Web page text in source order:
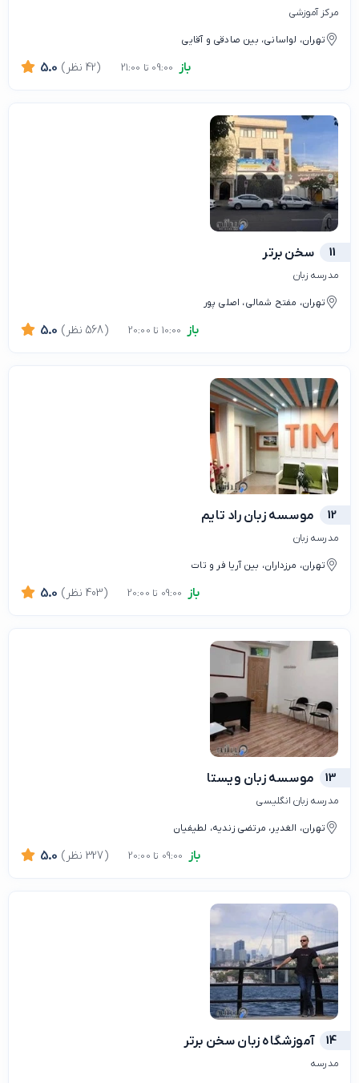
مرکز آموزشی
تهران، لواسانی، بین صادقی و آقایی
باز 5.0 (42 نظر)
11 سخن برتر
مدرسه زبان
تهران، مفتح شمالی، اصلی پور
باز 5.0 (568 نظر)
12 موسسه زبان راد تایم
مدرسه زبان
تهران، مرزداران، بین آریا فر و تات
باز 5.0 (403 نظر)
13 موسسه زبان ویستا
مدرسه زبان انگلیسی
تهران، الغدیر، مرتضی زندیه، لطیفیان
باز 5.0 (327 نظر)
14 آموزشگاه زبان سخن برتر
مدرسه